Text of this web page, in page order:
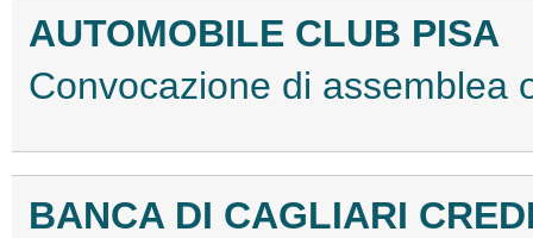
AUTOMOBILE CLUB PISA
Convocazione di assemblea
BANCA DI CAGLIARI